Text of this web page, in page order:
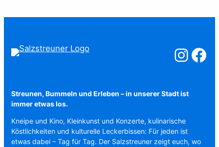
Salzstreuner
Streunen, Bummeln und Erleben – in unserer Stadt ist
immer etwas los.
Kneipe und Kino, Kleinkunst und Konzerte, kulinarische
Köstlichkeiten und kulturelle Leckerbissen: Für jeden ist
etwas dabei – Tag für Tag. Der Salzstreuner zeigt euch, wo